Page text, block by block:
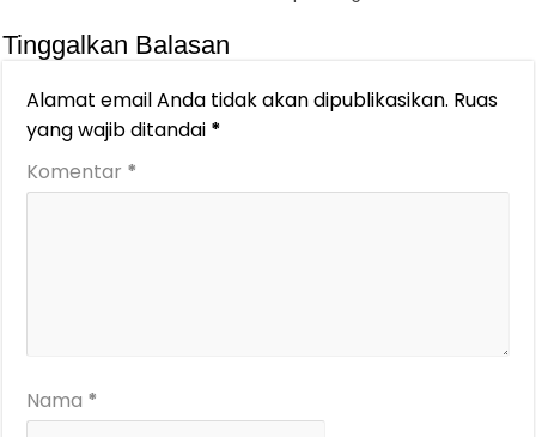
Tinggalkan Balasan
Alamat email Anda tidak akan dipublikasikan. Ruas
yang wajib ditandai *
Komentar *
Nama *